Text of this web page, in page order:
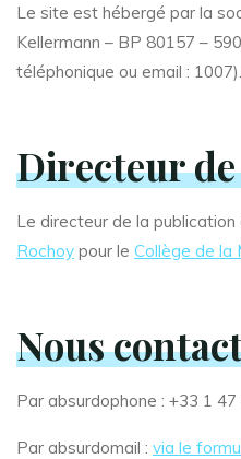
Le site est hébergé par la
Kellermann – BP 80157 –
téléphonique ou email : 1007).
Directeur
Le directeur de la
Rochoy pour leCollège de la
Nous
Par absurdophone : +33 1
Par absurdomail :via le